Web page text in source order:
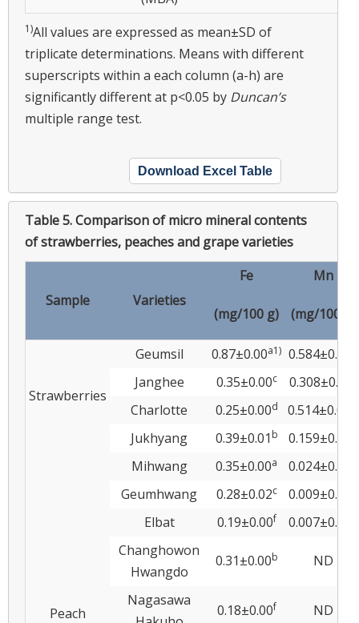
1)All values are expressed as mean±SD of
triplicate determinations. Means with different
superscripts within a each column (a-h) are
significantly different at p<0.05 by Duncan’s
multiple range test.
Download Excel Table
Table 5.Comparison of micro mineral contents
of strawberries, peaches and grape varieties
Sample Varieties
Fe Mn
(mg/100 g) (mg/100 g)
Strawberries
Geumsil 0.87±0.00a1) 0.584±0.02a
Janghee
0.35±0.00c
0.308±0.01c
Charlotte
0.25±0.00d
0.514±0.00b
Jukhyang
0.39±0.01 b 0.159±0.00d
Peach
Mihwang 0.35±0.00a
0.024±0.00a
Geumhwang
0.28±0.02c
0.009±0.00d
Elbat
0.19±0.00f
0.007±0.00e
Changhowon
Hwangdo
0.31±0.00b ND
Nagasawa
0.18±0.00f ND